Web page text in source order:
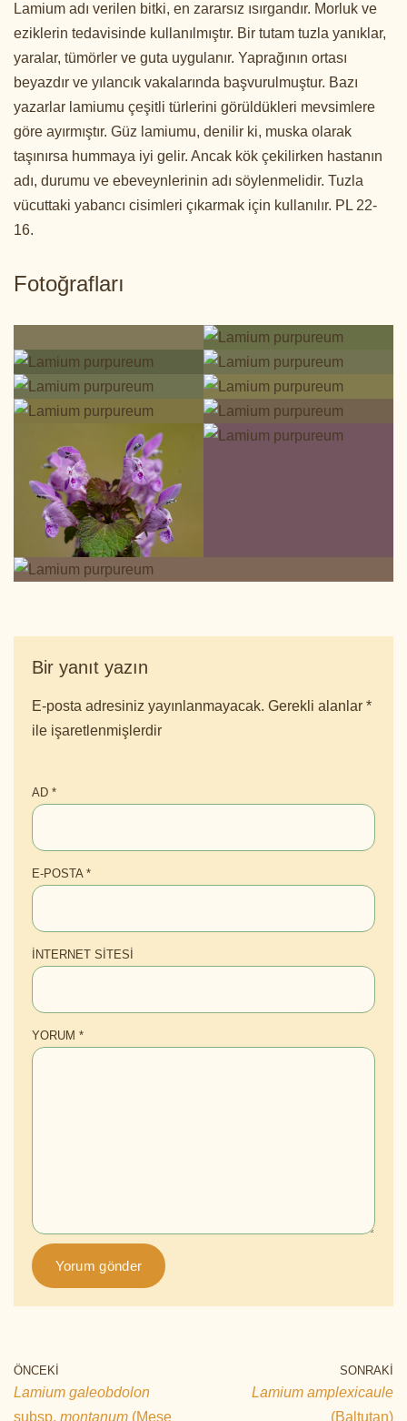
Lamium adı verilen bitki, en zararsız ısırgandır. Morluk ve
eziklerin tedavisinde kullanılmıştır. Bir tutam tuzla yanıklar,
yaralar, tümörler ve guta uygulanır. Yaprağının ortası
beyazdır ve yılancık vakalarında başvurulmuştur. Bazı
yazarlar lamiumu çeşitli türlerini görüldükleri mevsimlere
göre ayırmıştır. Güz lamiumu, denilir ki, muska olarak
taşınırsa hummaya iyi gelir. Ancak kök çekilirken hastanın
adı, durumu ve ebeveynlerinin adı söylenmelidir. Tuzla
vücuttaki yabancı cisimleri çıkarmak için kullanılır. PL 22-
16.
Fotoğrafları
Bir yanıt yazın
E-posta adresiniz yayınlanmayacak. Gerekli alanlar *
ile işaretlenmişlerdir
AD *
E-POSTA *
İNTERNET SITESI
YORUM *
ÖNCEKI
Lamium galeobdolon
subsp. montanum (Meşe
SONRAKI
Lamium amplexicaule
(Baltutan)